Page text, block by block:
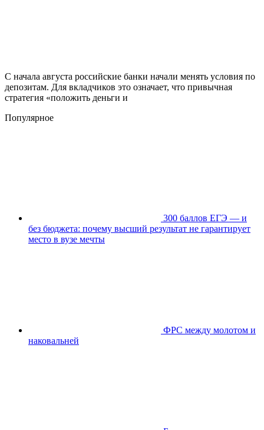
С начала августа российские банки начали менять условия по
депозитам. Для вкладчиков это означает, что привычная
стратегия «положить деньги и
Популярное
300 баллов ЕГЭ — и
без бюджета: почему высший результат не гарантирует
место в вузе мечты
ФРС между молотом и
наковальней